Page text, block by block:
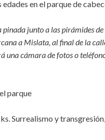
en el parque de
pinada junto a las pirámides
a Mislata, al final de la
una cámara de fotos o
parque
Surrealismo y